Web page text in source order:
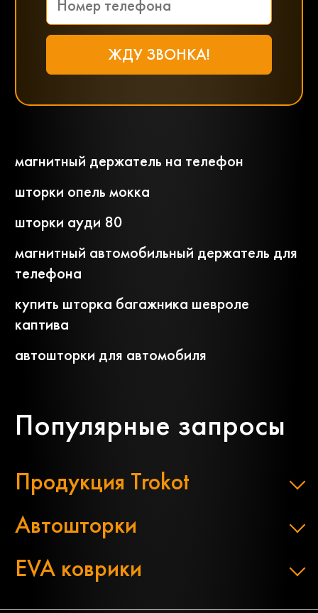
Популярные запросы
Продукция Trokot
Автошторки
EVA коврики
магнитный держатель на телефон
шторки опель мокка
шторки ауди 80
магнитный автомобильный держатель для
телефона
купить шторка багажника шевроле
каптива
автошторки для автомобиля